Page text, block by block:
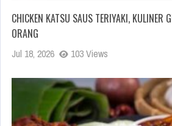
CHICKEN KATSU SAUS TERIYAKI, KULINER
ORANG
Jul 18, 2026 103 Views